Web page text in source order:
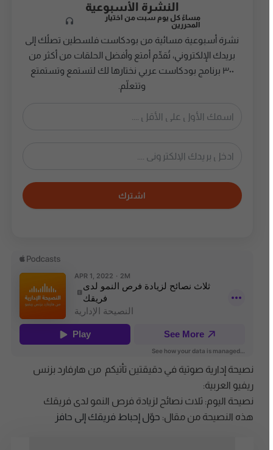
النشرة الأسبوعية
مساءً كل يوم سبت من اختيار
المحررين
نشرة أسبوعية مسائية من بودكاست فلسطين تصلُك إلى
بريدك الإلكتروني، تُقدِّم أمتع وأفضل الحلقات من أكثر من
٣٠٠ برنامج بودكاست عربي نختارها لك لتستمع وتستمتع
وتتعلّم.
اشترك
نصيحة إدارية صوتية في دقيقتين تأتيكم من هارفارد بزنس
ريفيو العربية:
نصيحة اليوم: ثلاث نصائح لزيادة فرص النمو لدى فريقك
هذه النصيحة من مقال:حوّل إحباط فريقك إلى حافز